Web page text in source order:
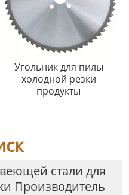
Угольник для пилы
холодной резки
продукты
стали для
Производитель